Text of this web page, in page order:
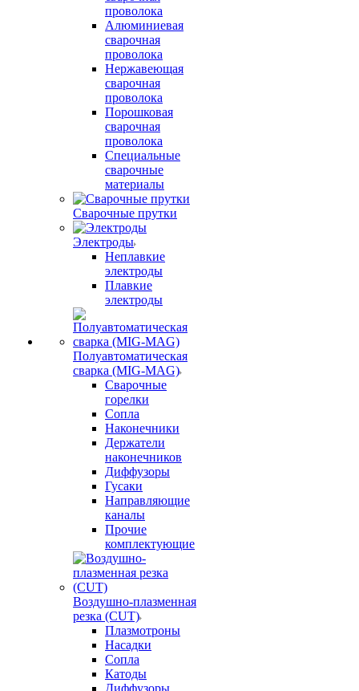
проволока
Алюминиевая
сварочная
проволока
Нержавеющая
сварочная
проволока
Порошковая
сварочная
проволока
Специальные
сварочные
материалы
Сварочные прутки
Электроды
Неплавкие
электроды
Плавкие
электроды
Полуавтоматическая
сварка (MIG-MAG)
Сварочные
горелки
Сопла
Наконечники
Держатели
наконечников
Диффузоры
Гусаки
Направляющие
каналы
Прочие
комплектующие
Воздушно-плазменная
резка (CUT)
Плазмотроны
Насадки
Сопла
Катоды
Диффузоры